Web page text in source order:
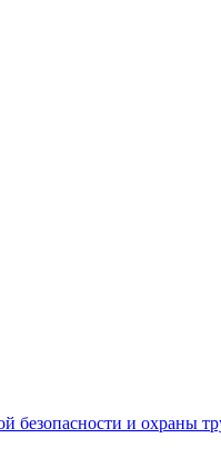
безопасности и охраны